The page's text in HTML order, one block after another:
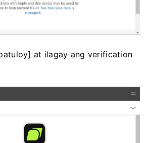
at ilagay ang verification